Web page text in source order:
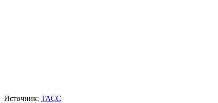
Источник: ТАСС